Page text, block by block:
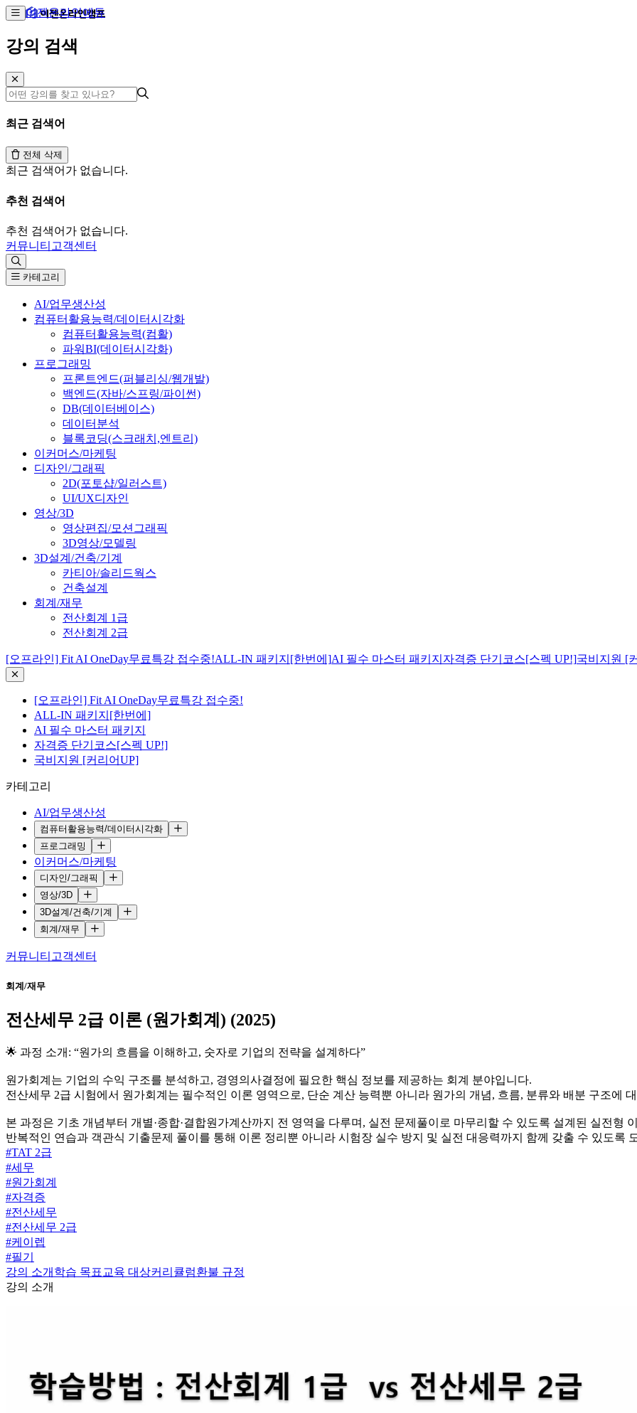
이젠온라인에듀
강의 검색
최근 검색어
전체 삭제
최근 검색어가 없습니다.
추천 검색어
추천 검색어가 없습니다.
커뮤니티 고객센터
카테고리
AI/업무생산성
컴퓨터활용능력/데이터시각화
컴퓨터활용능력(컴활)
파워BI(데이터시각화)
프로그래밍
프론트엔드(퍼블리싱/웹개발)
백엔드(자바/스프링/파이썬)
DB(데이터베이스)
데이터분석
블록코딩(스크래치,엔트리)
이커머스/마케팅
디자인/그래픽
2D(포토샵/일러스트)
UI/UX디자인
영상/3D
영상편집/모션그래픽
3D영상/모델링
3D설계/건축/기계
카티아/솔리드웍스
건축설계
회계/재무
전산회계 1급
전산회계 2급
[오프라인] Fit AI OneDay무료특강 접수중!ALL-IN 패키지[한번에]AI 필수 마스터 패키지 자격증 단기코스[스펙 UP!]국비지원 [
[오프라인] Fit AI OneDay무료특강 접수중!
ALL-IN 패키지[한번에]
AI 필수 마스터 패키지
자격증 단기코스[스펙 UP!]
국비지원 [커리어UP]
카테고리
AI/업무생산성
컴퓨터활용능력/데이터시각화
프로그래밍
이커머스/마케팅
디자인/그래픽
영상/3D
3D설계/건축/기계
회계/재무
커뮤니티 고객센터
회계/재무
전산세무 2급 이론 (원가회계) (2025)
🌟 과정 소개: “원가의 흐름을 이해하고, 숫자로 기업의 전략을 설계하다”
원가회계는 기업의 수익 구조를 분석하고, 경영의사결정에 필요한 핵심 정보를 제공하는 회계 분야입니다.
전산세무 2급 시험에서 원가회계는 필수적인 이론 영역으로, 단순 계산 능력뿐 아니라 원가의 개념, 흐름, 분류와 배분 구조에
본 과정은 기초 개념부터 개별·종합·결합원가계산까지 전 영역을 다루며, 실전 문제풀이로 마무리할 수 있도록 설계된 실전형
반복적인 연습과 객관식 기출문제 풀이를 통해 이론 정리뿐 아니라 시험장 실수 방지 및 실전 대응력까지 함께 갖출 수 있도록
#TAT 2급
#세무
#원가회계
#자격증
#전산세무
#전산세무 2급
#케이렙
#필기
강의 소개 학습 목표 교육 대상커리큘럼환불 규정
강의 소개